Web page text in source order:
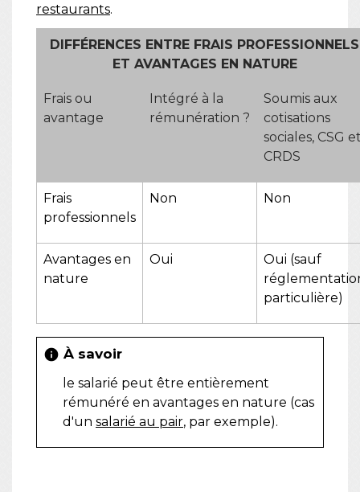
restaurants.
DIFFÉRENCES ENTRE FRAIS PROFESSIONNELS
ET AVANTAGES EN NATURE
Frais ou
avantage
Intégré à la
rémunération ?
Soumis aux
cotisations
sociales, CSG
CRDS
Frais
professionnels
Non Non
Avantages en
nature
Oui
Oui (sauf
particulière)
info À savoir
le salarié peut être entièrement
rémunéré en avantages en nature (cas
d'un salarié au pair, par exemple).